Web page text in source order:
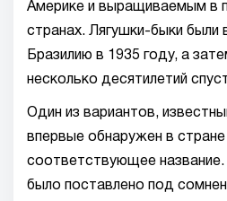
Америке и выращиваемым в
странах. Лягушки-быки были
Бразилию в 1935 году, а
несколько десятилетий
Один из вариантов,
впервые обнаружен в стране
соответствующее
было поставлено под